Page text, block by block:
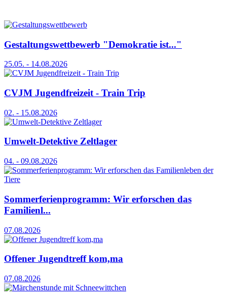
Gestaltungswettbewerb "Demokratie ist..."
25.05. - 14.08.2026
CVJM Jugendfreizeit - Train Trip
02. - 15.08.2026
Umwelt-Detektive Zeltlager
04. - 09.08.2026
Sommerferienprogramm: Wir erforschen das
Familienl...
07.08.2026
Offener Jugendtreff kom,ma
07.08.2026